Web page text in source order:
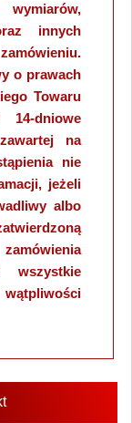
innych
o prawach
Towaru
14-dniowe
na
nie
jeżeli
albo
wszystkie